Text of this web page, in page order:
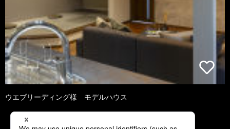
ウエブリーディング様 モデルハウス